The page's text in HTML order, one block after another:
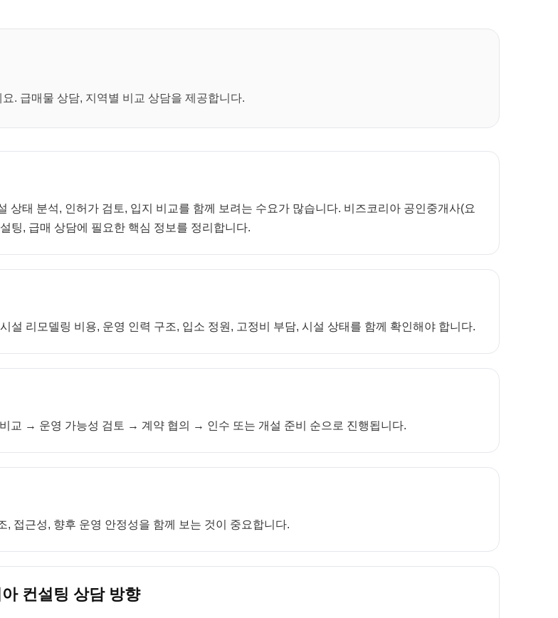
. 급매물 상담, 지역별 비교 상담을 제공합니다.
상태 분석, 인허가 검토, 입지 비교를 함께 보려는 수요가 많습니다. 비즈코리아 공인중개사(요
팅, 급매 상담에 필요한 핵심 정보를 정리합니다.
설 리모델링 비용, 운영 인력 구조, 입소 정원, 고정비 부담, 시설 상태를 함께 확인해야 합니다.
교 → 운영 가능성 검토 → 계약 협의 → 인수 또는 개설 준비 순으로 진행됩니다.
접근성, 향후 운영 안정성을 함께 보는 것이 중요합니다.
컨설팅 상담 방향